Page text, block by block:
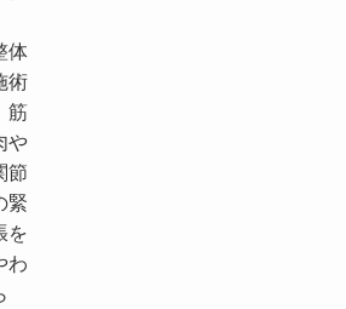
体
術
筋
や
節
緊
を
わ